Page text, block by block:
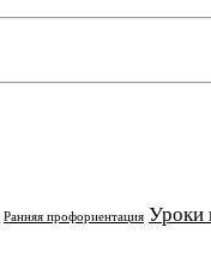
Ранняя профориентация Уроки